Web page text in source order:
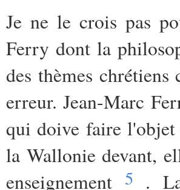
Je ne le crois pas
Ferry dont la
des thèmes
erreur. Jean-Marc
qui doive faire l'objet
la Wallonie devant,
enseignement 5 .